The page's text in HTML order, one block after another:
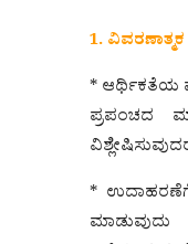
1. ವಿವರಣಾತ್ಮಕ
* ಆರ್ಥಿಕತೆಯ
ಪ್ರಪಂಚದ
*